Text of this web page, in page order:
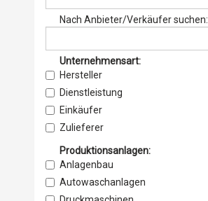
Nach Anbieter/Verkäufer suchen:
Unternehmensart:
Hersteller
Dienstleistung
Einkäufer
Zulieferer
Lieferant
Vertrieb
Service & Wartung
Importeur
Produktionsanlagen:
Anlagenbau
Autowaschanlagen